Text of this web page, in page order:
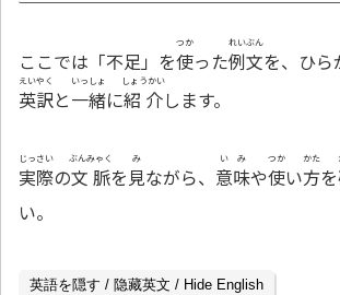
ここでは「不足」を使
つか
った例文
れいぶん
を、ひら
英訳
えいやく
と一緒
いっしょ
に紹介
しょうかい
します。
実際
じっさい
の文脈
ぶんみゃく
を見
み
ながら、 意味
いみ
や使
つか
い方
かた
を
い。
英語を隠す / 隐藏英文 / Hide English